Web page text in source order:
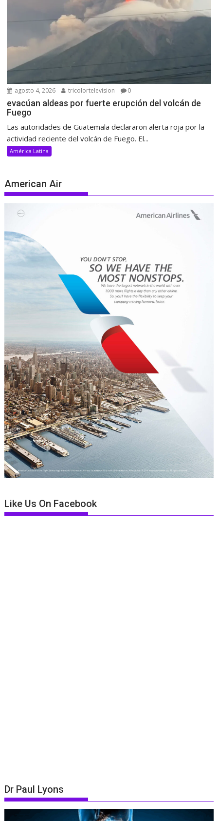
agosto 4, 2026 tricolortelevision 0
evacúan aldeas por fuerte erupción del volcán de
Fuego
Las autoridades de Guatemala declararon alerta roja por la
actividad reciente del volcán de Fuego. El...
América Latina
American Air
Like Us On Facebook
Dr Paul Lyons